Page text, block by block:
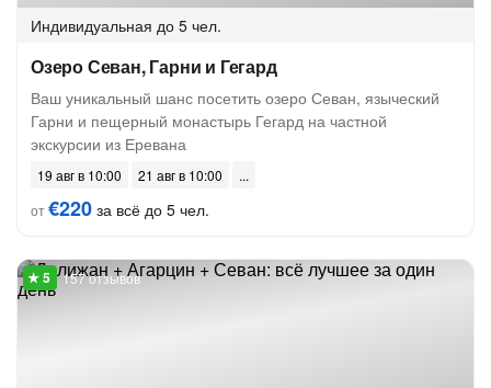
Индивидуальная до 5 чел.
Озеро Севан, Гарни и Гегард
Ваш уникальный шанс посетить озеро Севан, языческий
Гарни и пещерный монастырь Гегард на частной
экскурсии из Еревана
19 авг в 10:00
21 авг в 10:00
от€220 за всё до 5 чел.
157 отзывов